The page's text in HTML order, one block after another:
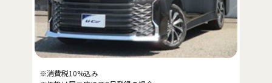
※消費税10%込み